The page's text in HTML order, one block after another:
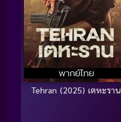
พากย์ไทย
Tehran (2025) เตหะราน